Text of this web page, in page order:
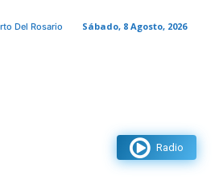
Del Rosario Sábado, 8 Agosto, 2026
Radio